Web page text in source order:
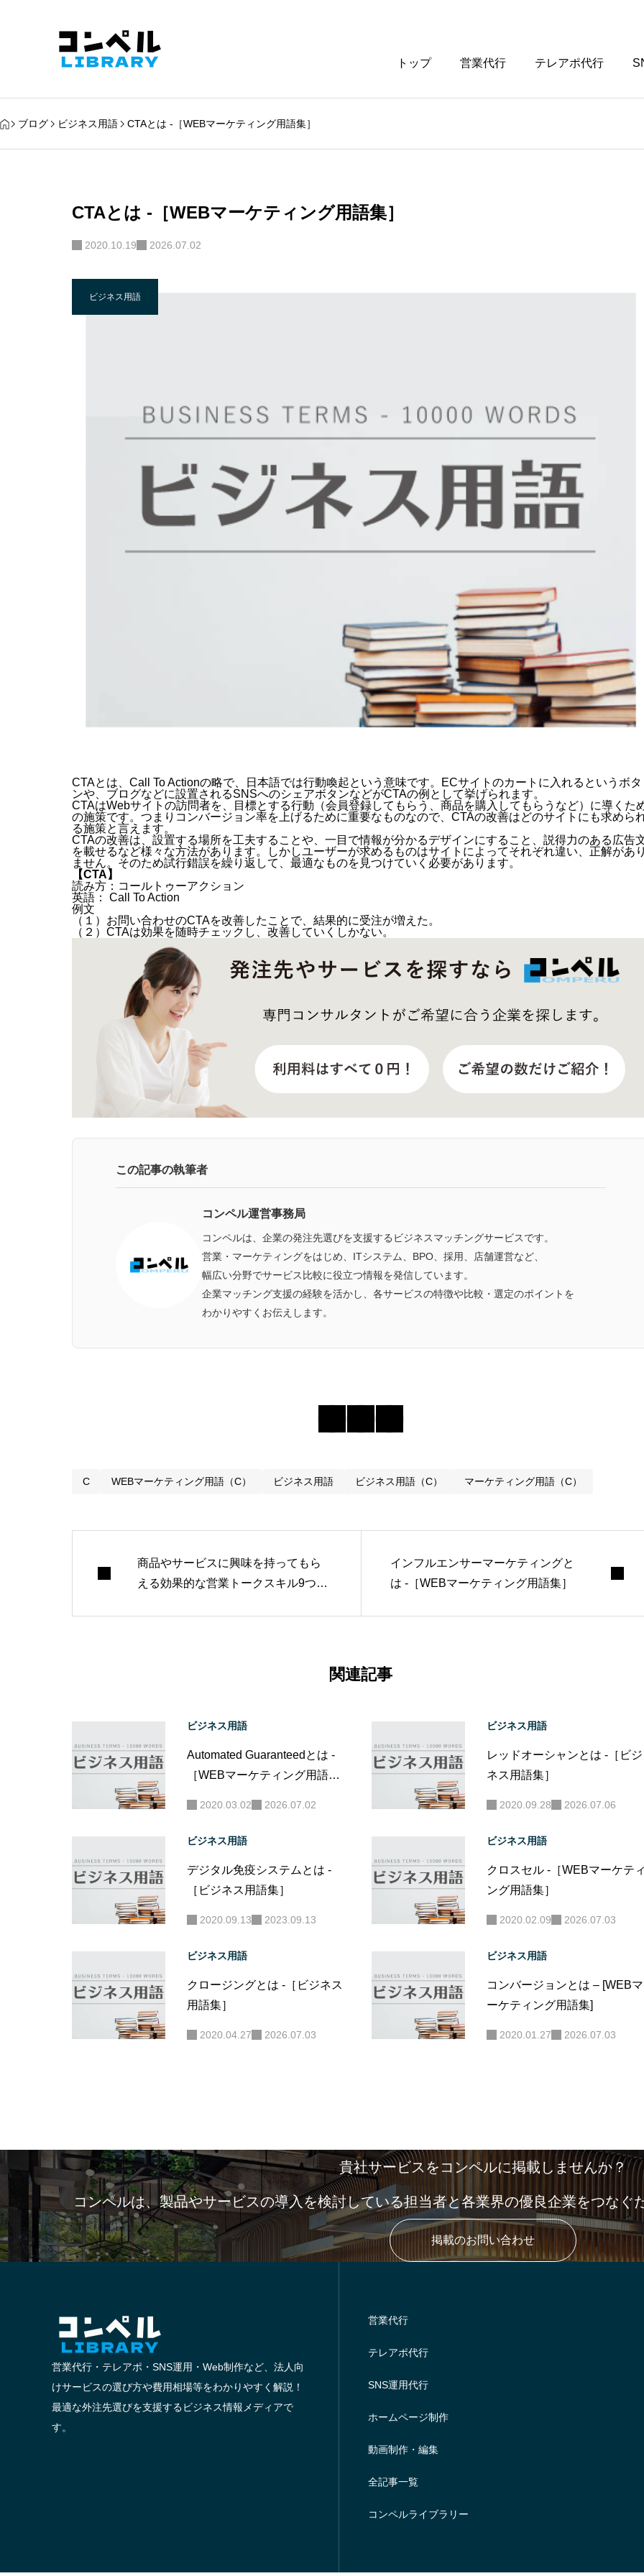
トップ 営業代行 テレアポ代行
ブログ ビジネス用語 CTAとは -［WEBマーケティング用語集］
CTAとは -［WEBマーケティング用語集］
2020.10.19 2026.07.02
ビジネス用語
CTAとは、Call To Actionの略で、日本語では行動喚起という意味です。ECサイトのカートに入れるというボタ
ンや、ブログなどに設置されるSNSへのシェアボタンなどがCTAの例として挙げられます。
CTAはWebサイトの訪問者を、目標とする行動（会員登録してもらう、商品を購入してもらうなど）に導くた
の施策です。つまり コンバージョン率を上げるために重要なものなので、CTAの改善はどのサイトにも求めら
る施策と言えます。
CTAの改善は、設置する場所を工夫することや、一目で情報が分かるデザインにすること、説得力のある広告
を載せるなど様々な方法があります。しかしユーザーが求めるものはサイトによってそれぞれ違い、正解があり
ません。そのため試行錯誤を繰り返して、最適なものを見つけていく必要があります。
【CTA 】
読み方：コールトゥーアクション
英語： Call To Action
例文
（１）お問い合わせのCTAを改善したことで、結果的に受注が増えた。
（２）CTAは効果を随時チェックし、改善していくしかない。
この記事の執筆者
コンペル運営事務局
コンペルは、企業の発注先選びを支援するビジネスマッチングサービスです。
営業・マーケティングをはじめ、ITシステム、BPO、採用、店舗運営など、
幅広い分野でサービス比較に役立つ情報を発信しています。
企業マッチング支援の経験を活かし、各サービスの特徴や比較・選定のポイントを
わかりやすくお伝えします。
C WEBマーケティング用語（C） ビジネス用語 ビジネス用語（C） マーケティング用語（C）
商品やサービスに興味を持ってもら
える効果的な営業トークスキル9つを
インフルエンサーマーケティングと
は -［WEBマーケティング用語集］
関連記事
ビジネス用語
Automated Guaranteedとは -
［WEBマーケティング用語
2020.03.02 2026.07.02
ビジネス用語
レッドオーシャンとは -［ビジ
ネス用語集］
2020.09.28 2026.07.06
ビジネス用語
デジタル免疫システムとは -
［ビジネス用語集］
2020.09.13 2023.09.13
ビジネス用語
クロスセル -［WEBマーケティ
ング用語集］
2020.02.09 2026.07.03
ビジネス用語
クロージングとは -［ビジネス
用語集］
2020.04.27 2026.07.03
ビジネス用語
コンバージョンとは – [WEBマ
ーケティング用語集]
2020.01.27 2026.07.03
貴社サービスをコンペルに掲載しませんか？
コンペルは、製品やサービスの導入を検討している担当者と各業界の優良企業をつなぐ
掲載のお問い合わせ
営業代行・テレアポ・SNS運用・Web制作など、法人向
けサービスの選び方や費用相場等をわかりやすく解説！
最適な外注先選びを支援するビジネス情報メディアで
す。
営業代行
テレアポ代行
SNS運用代行
ホームページ制作
動画制作・編集
全記事一覧
コンペルライブラリー